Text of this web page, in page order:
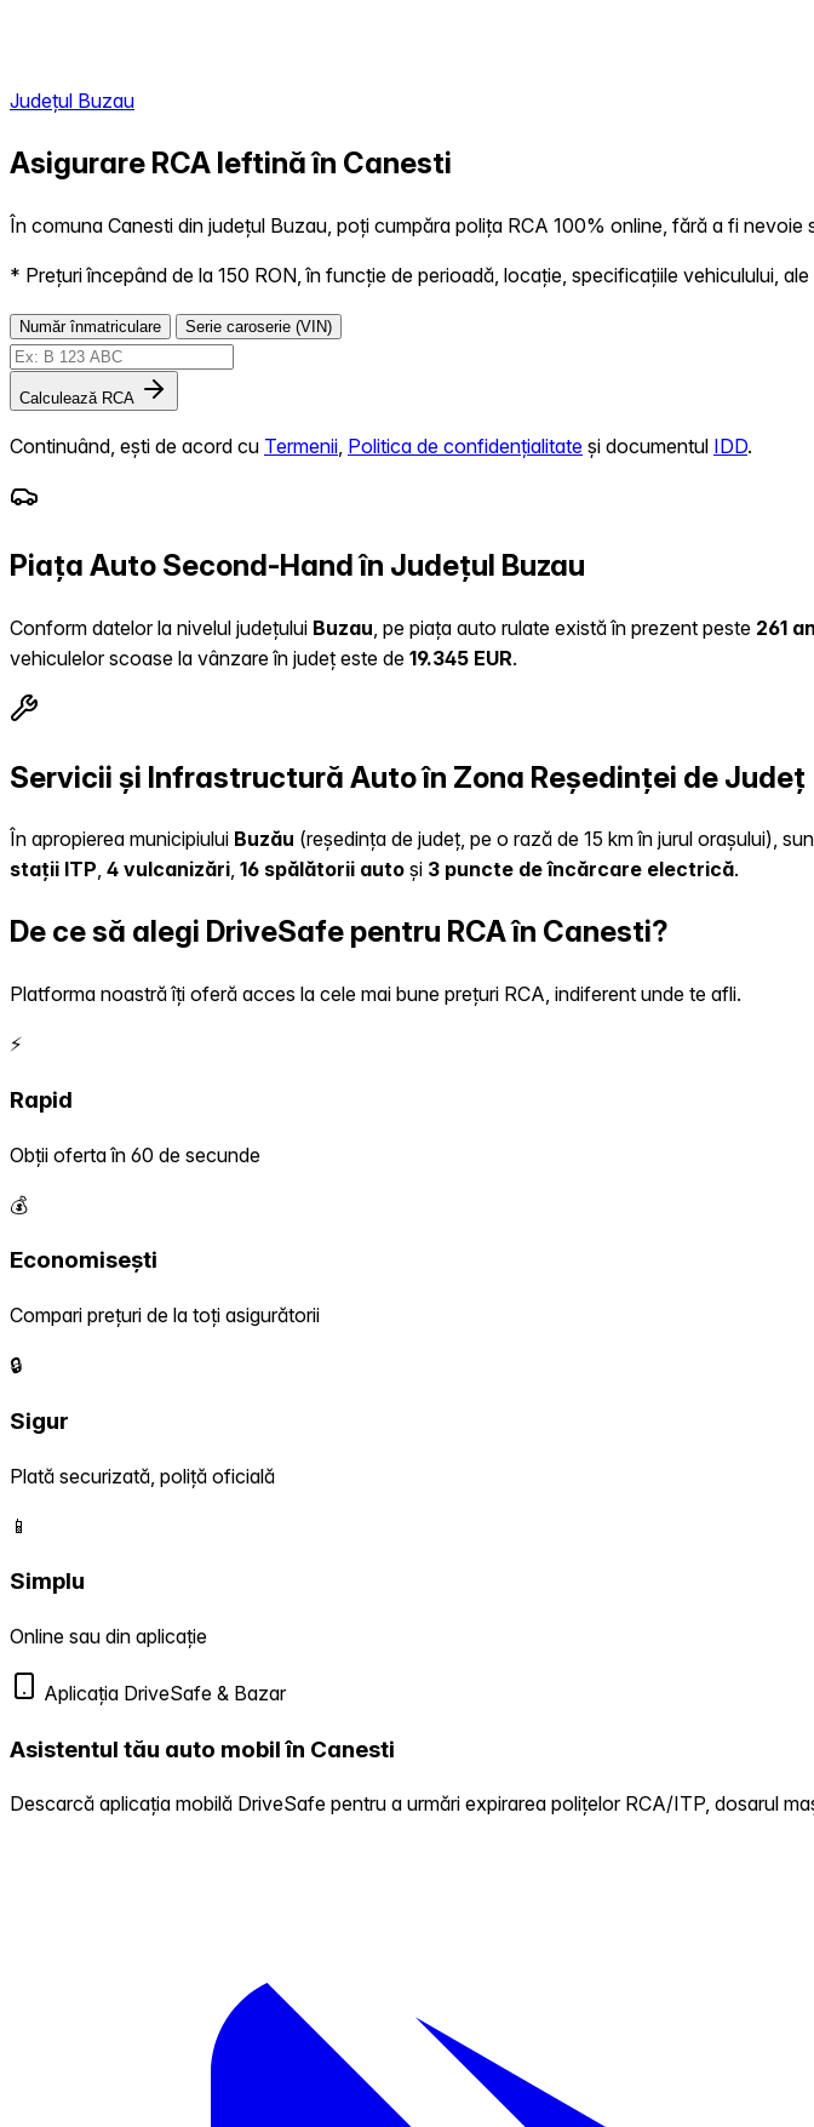
Județul Buzau
Asigurare RCA Ieftină în Canesti
În comuna Canesti din județul Buzau, poți cumpăra polița RCA 100% online, fără a fi nevoie
* Prețuri începând de la 150 RON, în funcție de perioadă, locație, specificațiile vehiculului,
Număr înmatriculare Serie caroserie (VIN)
Calculează RCA
Continuând, ești de acord cu Termenii Politica de confidențialitate și documentul IDD.
Piața Auto Second-Hand în Județul Buzau
Conform datelor la nivelul județului Buzau , pe piața auto rulate există în prezent peste 261
vehiculelor scoase la vânzare în județ este de 19.345 EUR.
Servicii și Infrastructură Auto în Zona Reședinței de Județ
În apropierea municipiului Buzău (reședința de județ, pe o rază de 15 km în jurul orașului),
stații ITP, 4 vulcanizări, 16 spălătorii auto și 3 puncte de încărcare electrică.
De ce să alegi DriveSafe pentru RCA în Canesti?
Platforma noastră îți oferă acces la cele mai bune prețuri RCA, indiferent unde te afli.
⚡
Rapid
Obții oferta în 60 de secunde
💰
Economisești
Compari prețuri de la toți asigurătorii
🔒
Sigur
Plată securizată, poliță oficială
📱
Simplu
Online sau din aplicație
Aplicația DriveSafe & Bazar
Asistentul tău auto mobil în Canesti
Descarcă aplicația mobilă DriveSafe pentru a urmări expirarea polițelor RCA/ITP, dosarul